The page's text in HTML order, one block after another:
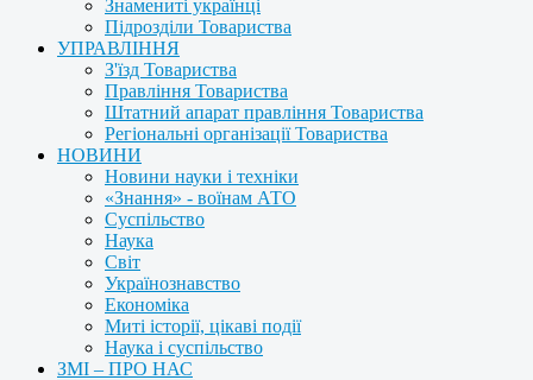
Знамениті українці
Підрозділи Товариства
УПРАВЛІННЯ
З'їзд Товариства
Правління Товариства
Штатний апарат правління Товариства
Регіональні організації Товариства
НОВИНИ
Новини науки і техніки
«Знання» - воїнам АТО
Суспільство
Наука
Світ
Українознавство
Економіка
Миті історії, цікаві події
Наука і суспільство
ЗМІ – ПРО НАС